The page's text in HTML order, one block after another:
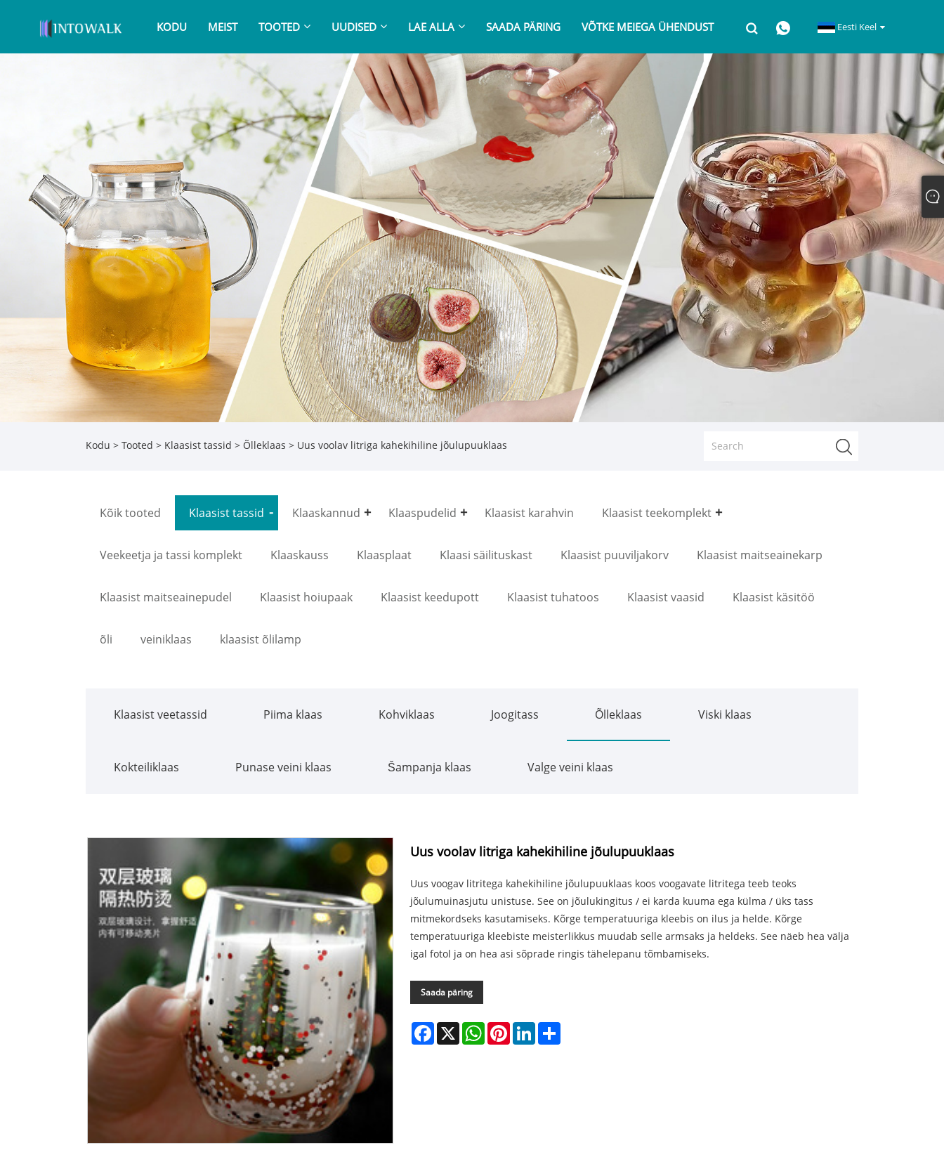
KODU MEIST TOOTED UUDISED LAE ALLA SAADA PÄRING VÕTKE MEIEGA ÜHENDUST Eesti Keel
Kodu > Tooted > Klaasist tassid > Õlleklaas > Uus voolav litriga kahekihiline jõulupuuklaas
Kõik tooted Klaasist tassid Klaaskannud Klaaspudelid Klaasist karahvin Klaasist teekomplekt
Veekeetja ja tassi komplekt Klaaskauss Klaasplaat Klaasi säilituskast Klaasist puuviljakorv Klaasist maitseainekarp
Klaasist maitseainepudel Klaasist hoiupaak Klaasist keedupott Klaasist tuhatoos Klaasist vaasid Klaasist käsitöö
õli veiniklaas klaasist õlilamp
Klaasist veetassid Piima klaas Kohviklaas Joogitass Õlleklaas Viski klaas
Kokteiliklaas Punase veini klaas Šampanja klaas Valge veini klaas
Uus voolav litriga kahekihiline jõulupuuklaas
Uus voogav litritega kahekihiline jõulupuuklaas koos voogavate litritega teeb teoks
jõulumuinasjutu unistuse. See on jõulukingitus / ei karda kuuma ega külma / üks tass
mitmekordseks kasutamiseks. Kõrge temperatuuriga kleebis on ilus ja helde. Kõrge
temperatuuriga kleebiste meisterlikkus muudab selle armsaks ja heldeks. See näeb hea välja
igal fotol ja on hea asi sõprade ringis tähelepanu tõmbamiseks.
Saada päring
Facebook
X WhatsAppPinterestLinkedIn